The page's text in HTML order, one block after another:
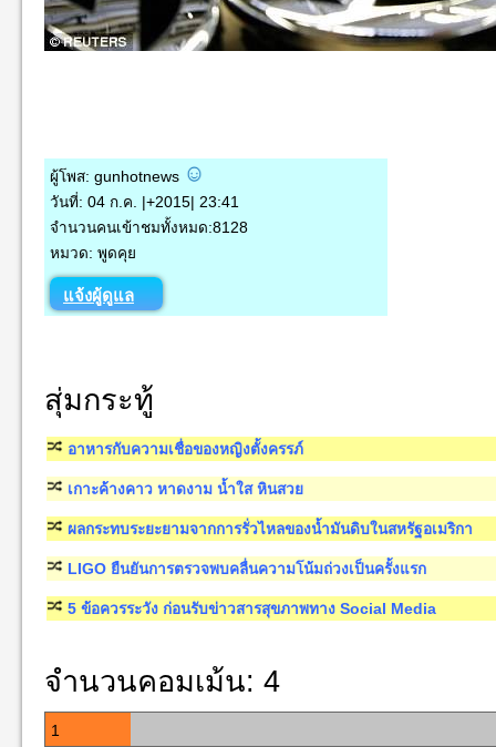
ผู้โพส: gunhotnews
วันที่: 04 ก.ค. |+2015| 23:41
จำนวนคนเข้าชมทั้งหมด:8128
หมวด: พูดคุย
แจ้งผู้ดูแล
สุ่มกระทู้
อาหารกับความเชื่อของหญิงตั้งครรภ์
เกาะค้างคาว หาดงาม น้ำใส หินสวย
ผลกระทบระยะยามจากการรั่วไหลของน้ำมันดิบในสหรัฐอเมริกา
LIGO ยืนยันการตรวจพบคลื่นความโน้มถ่วงเป็นครั้งแรก
5 ข้อควรระวัง ก่อนรับข่าวสารสุขภาพทาง Social Media
จำนวนคอมเม้น: 4
1